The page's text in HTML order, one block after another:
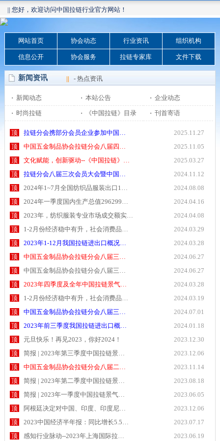
|| 您好，欢迎访问中国拉链行业官方网站！
网站首页 协会动态 行业资讯 组织机构
信息公开 协会服务 拉链专家库 文件下载
新闻资讯 || - 热点资讯
· 新闻动态 · 本站公告 · 企业动态
· 时尚拉链 · 《中国拉链》目录 · 刊首寄语
顶 拉链分会携部分会员企业参加中国…
2025.11.27
顶
中国五金制品协会拉链分会八届四…
2025.11.05
顶
文化赋能，创新驱动--《中国拉链》…
2025.03.27
顶
拉链分会八届三次会员大会暨中国…
2024.11.12
顶
2024年1~7月全国纺织品服装出口1…
2024.08.08
顶
2024年一季度国内生产总值296299…
2024.04.16
顶
2023年，纺织服装专业市场成交额实…
2024.04.08
顶
1-2月份经济稳中有升，社会消费品…
2024.03.29
顶
2023年1-12月我国拉链进出口概况…
2024.03.28
顶
中国五金制品协会拉链分会八届三…
2024.06.27
顶
中国五金制品协会拉链分会八届三…
2024.06.27
顶
2023年四季度及全年中国拉链景气…
2024.03.28
顶
1-2月份经济稳中有升，社会消费品…
2024.03.19
顶
中国五金制品协会拉链分会八届三…
2024.07.01
顶
2023年前三季度我国拉链进出口概…
2024.01.18
顶
元旦快乐！再见2023，你好2024！
2023.12.30
顶
简报 | 2023年第三季度中国拉链景…
2023.12.06
顶
中国五金制品协会拉链分会八届二…
2023.11.14
顶
简报 | 2023年第二季度中国拉链景…
2023.08.18
顶
简报 | 2023年一季度中国拉链景气…
2023.06.05
顶
阿根廷决定对中国、印度、印度尼…
2023.12.06
顶
2023中国经济半年报：同比增长5.5…
2023.07.17
顶
感知行业脉动--2023年上海国际拉… 2023.06.19